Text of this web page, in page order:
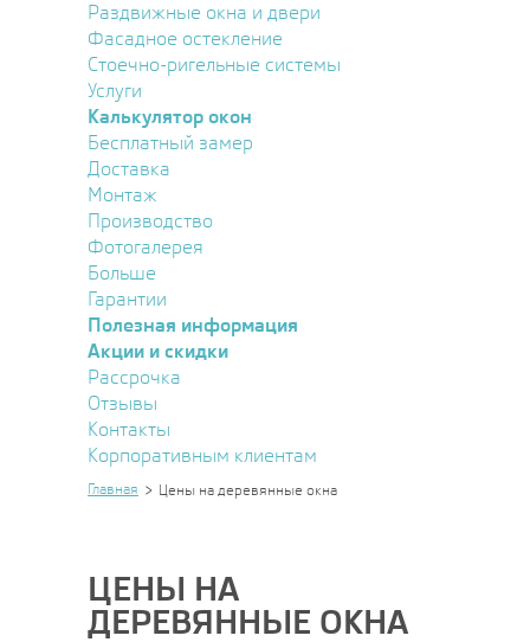
Раздвижные окна и двери
Фасадное остекление
Стоечно-ригельные системы
Услуги
Калькулятор окон
Бесплатный замер
Доставка
Монтаж
Производство
Фотогалерея
Больше
Гарантии
Полезная информация
Акции и скидки
Рассрочка
Отзывы
Контакты
Корпоративным клиентам
Главная Цены на деревянные окна
ЦЕНЫ НА
ДЕРЕВЯННЫЕ ОКНА